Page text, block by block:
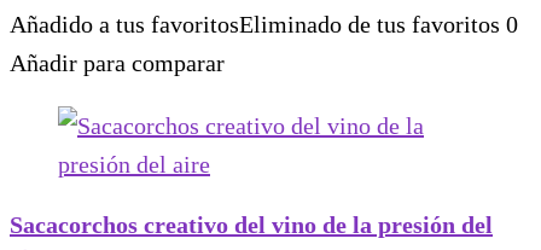
Añadido a tus favoritosEliminado de tus favoritos 0
Añadir para comparar
Sacacorchos creativo del vino de la presión del